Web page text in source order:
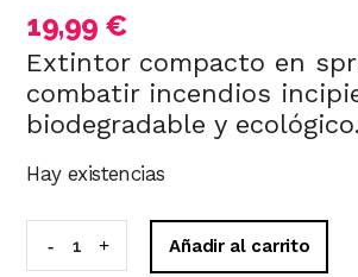
19,99 €
Extintor compacto en
combatir incendios
biodegradable y ecológico.
Hay existencias
Spray
Añadir al carrito